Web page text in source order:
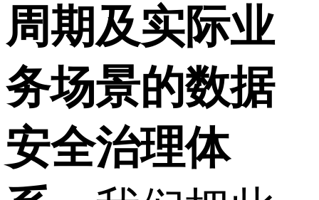
周期及实际业
务场景的数据
安全治理体